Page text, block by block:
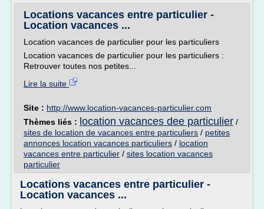
Locations vacances entre particulier -
Location vacances ...
Location vacances de particulier pour les particuliers
Location vacances de particulier pour les particuliers :
Retrouver toutes nos petites...
Lire la suite
Site : http://www.location-vacances-particulier.com
Thèmes liés : location vacances dee particulier /
sites de location de vacances entre particuliers / petites
annonces location vacances particuliers / location
vacances entre particulier / sites location vacances
particulier
Locations vacances entre particulier -
Location vacances ...